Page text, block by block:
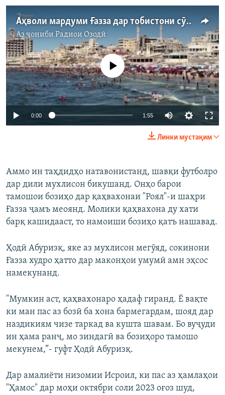
Аҳволи мардуми Ғазза дар тобистони сӯзон ва тоқатфарсо
Аз ҷониби Радиои Озодӣ
720p 1080p
Феълан кор намекунад
0:00 1:55 Auto
720p
1080p
Линки мустақим
Аммо ин таҳдидҳо натавонистанд, шавқи футболро
дар дили мухлисон бикушанд. Онҳо барои
тамошои бозиҳо дар қаҳвахонаи "Роял"-и шаҳри
Ғазза ҷамъ меоянд. Молики қаҳвахона ду хати
барқ кашидааст, то намоиши бозиҳо қатъ нашавад.
Ҳодӣ Абуризқ, яке аз мухлисон мегӯяд, сокинони
Ғазза худро ҳатто дар маконҳои умумӣ амн эҳсос
намекунанд.
"Мумкин аст, қаҳвахонаро ҳадаф гиранд. Ё вақте
ки ман пас аз бозӣ ба хона бармегардам, шояд дар
наздикиям чизе таркад ва кушта шавам. Бо вуҷуди
ин ҳама ранҷ, мо зиндагӣ ва бозиҳоро тамошо
мекунем,”- гуфт Ҳодӣ Абуризқ.
Дар амалиёти низомии Исроил, ки пас аз ҳамлаҳои
"Ҳамос" дар моҳи октябри соли 2023 оғоз шуд,